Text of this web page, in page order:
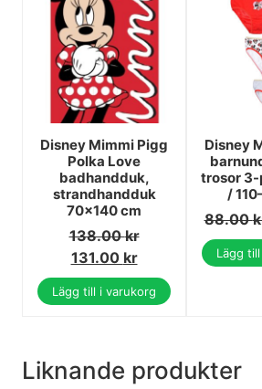
Disney Mimmi Pigg
Polka Love
badhandduk,
strandhandduk
70x140 cm
138.00kr
131.00 kr
Lägg till i varukorg
Disney
trosor 3-
/
88.00
Lägg
Liknande produkter